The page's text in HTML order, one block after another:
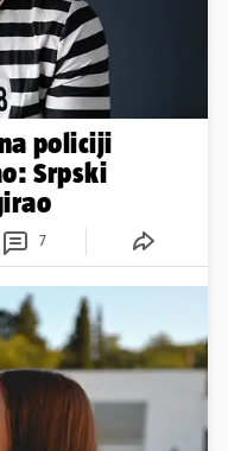
policiji
Srpski
7